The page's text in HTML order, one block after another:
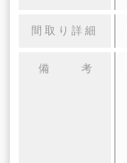
間取り詳細
備 考